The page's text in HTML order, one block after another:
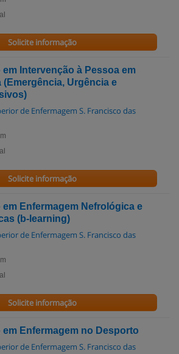
Solicite informação
em Intervenção à Pessoa em
Urgência e
de Enfermagem S. Francisco das
Solicite informação
em Enfermagem Nefrológica e
(b-learning)
de Enfermagem S. Francisco das
Solicite informação
em Enfermagem no Desporto
de Enfermagem S. Francisco das